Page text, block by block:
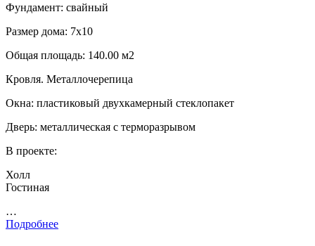
Фундамент: свайный
Размер дома: 7х10
Общая площадь: 140.00 м2
Кровля. Металлочерепица
Окна: пластиковый двухкамерный стеклопакет
Дверь: металлическая с терморазрывом
В проекте:
Холл
Гостиная
…
Подробнее